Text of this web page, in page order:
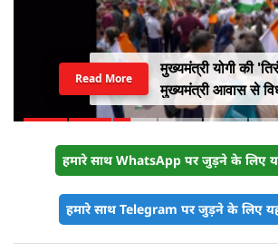
मुख्यमंत्री योगी की
मुख्यमंत्री आवास से
युवाओं का सैलाब
Read More
हमारे साथ WhatsApp पर जुड़ने के लिए
हमारे साथ Telegram पर जुड़ने के लिए